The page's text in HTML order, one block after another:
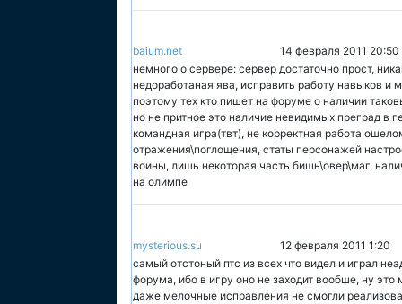
baium.net
14 февраля 2011 20:50
немного о сервере: сервер достаточно прост,
недоработаная ява, исправить работу навыков и
поэтому тех кто пишет на форуме о наличии
но не притное это наличие невидимых преград в
командная игра(твт), не корректная работа
отражения\поглощения, статы персонажей
воины, лишь некоторая часть бишь\овер\маг.
на олимпе
mysterious.su
12 февраля 2011 1:20
самый отстоный птс из всех что видел и играл
форума, ибо в игру оно не заходит вообше, ну
даже мелочные исправления не смогли